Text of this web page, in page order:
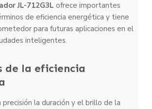
JL-712G3L ofrece importantes
de eficiencia energética y tiene
para futuras aplicaciones en el
inteligentes.
de la eficiencia
la duración y el brillo de la